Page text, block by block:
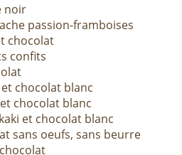
noir
passion-framboises
chocolat
confits
chocolat blanc
chocolat blanc
et chocolat blanc
sans oeufs, sans beurre